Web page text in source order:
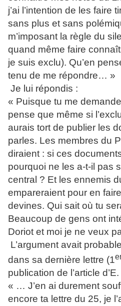
j’ai l’intention de les faire
sans plus et sans
m’imposant la règle du
quand même faire
je suis exclu). Qu’en
tenu de me répondre… »
Je lui répondis :
« Puisque tu me
pense que même si
aurais tort de publier les
parles. Les membres du
diraient : si ces
pourquoi ne les a-t-il pas
central ? Et les ennemis
empareraient pour en
devines. Qui sait où tu
Beaucoup de gens ont
Doriot et moi je ne veux
L’argument avait
dans sa dernière lettre (1
publication de l’article
« … J’en ai durement
encore ta lettre du 25, je